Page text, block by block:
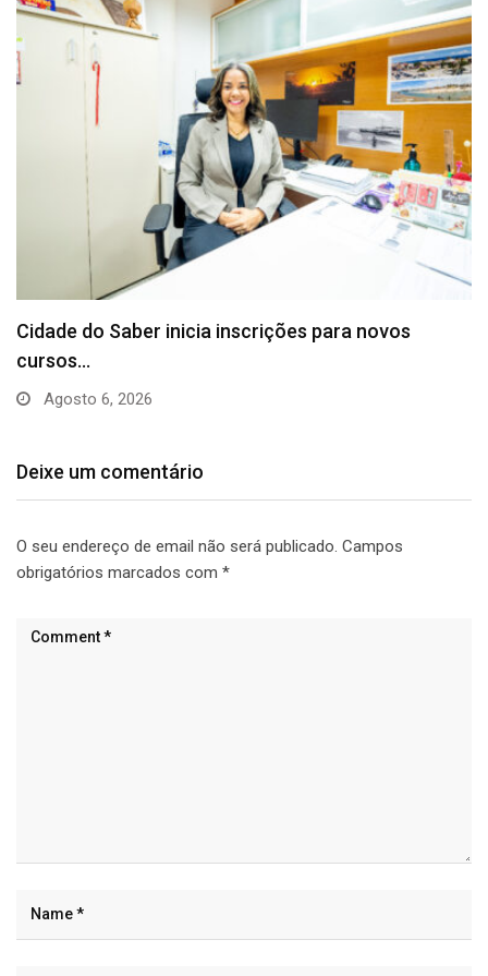
Camaçari empossa 300 Embaixadores da
Alfabetização e fortalece…
Agosto 5, 2026
Deixe um comentário
O seu endereço de email não será publicado. Campos
obrigatórios marcados com *